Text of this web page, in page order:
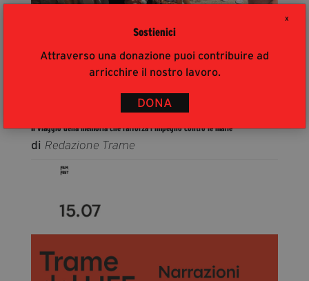
X
Sostienici
Attraverso una donazione puoi contribuire ad
arricchire il nostro lavoro.
DONA
L’Associazione Antiracket Lamezia a Palermo con i
volontari e le volontarie di Trame e Ala
Il viaggio della memoria che rafforza l'impegno contro le mafie
di Redazione Trame